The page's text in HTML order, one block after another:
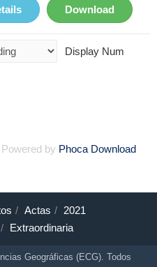
Download
Display Num
Powered by Phoca Download
Actas
2021
Extraordinaria
Geográficas (ECG). Todos